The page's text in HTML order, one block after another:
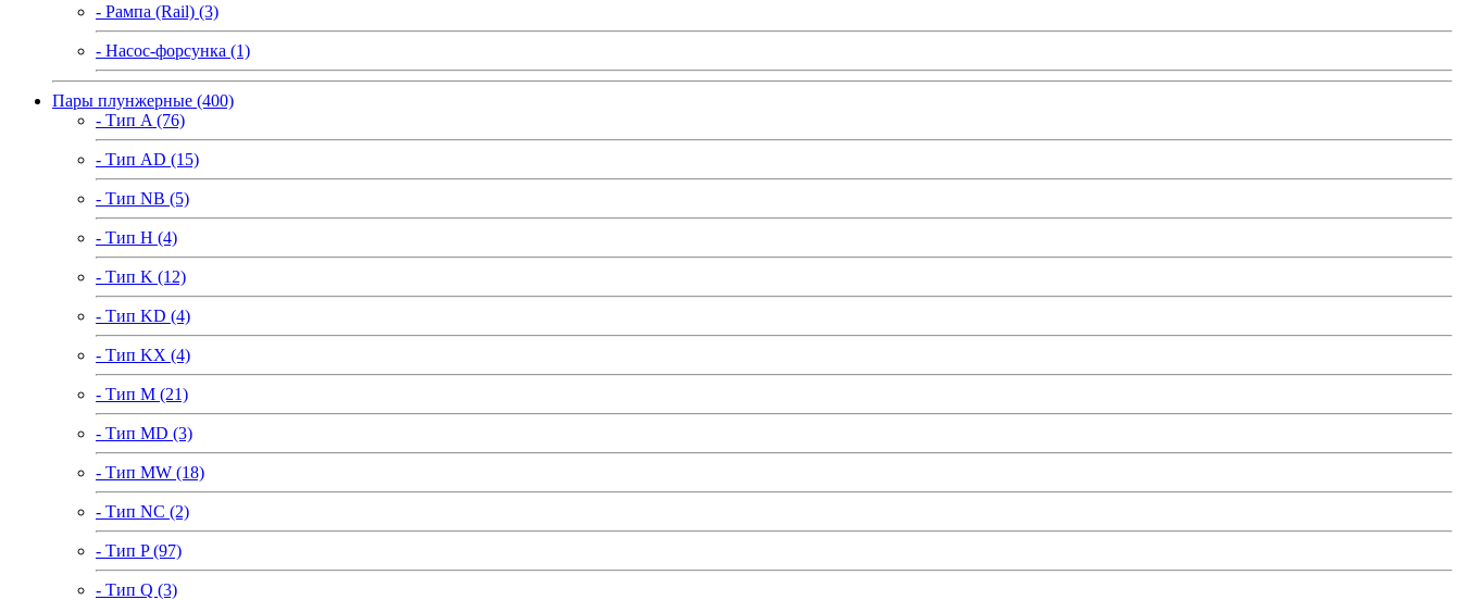
- Рампа (Rail) (3)
- Насос-форсунка (1)
Пары плунжерные (400)
- Тип A (76)
- Тип AD (15)
- Тип NB (5)
- Тип H (4)
- Тип K (12)
- Тип KD (4)
- Тип KX (4)
- Тип M (21)
- Тип MD (3)
- Тип MW (18)
- Тип NC (2)
- Тип P (97)
- Тип Q (3)